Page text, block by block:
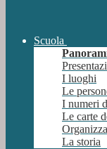
Scuola
I luoghi
Le
I numeri
Le carte
La storia